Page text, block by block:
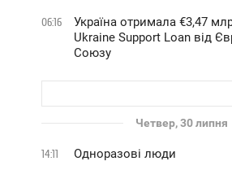
06:16
Україна отримала €3,47
Ukraine Support Loan від
Союзу
Четвер, 30 липня
14:11 Одноразові люди